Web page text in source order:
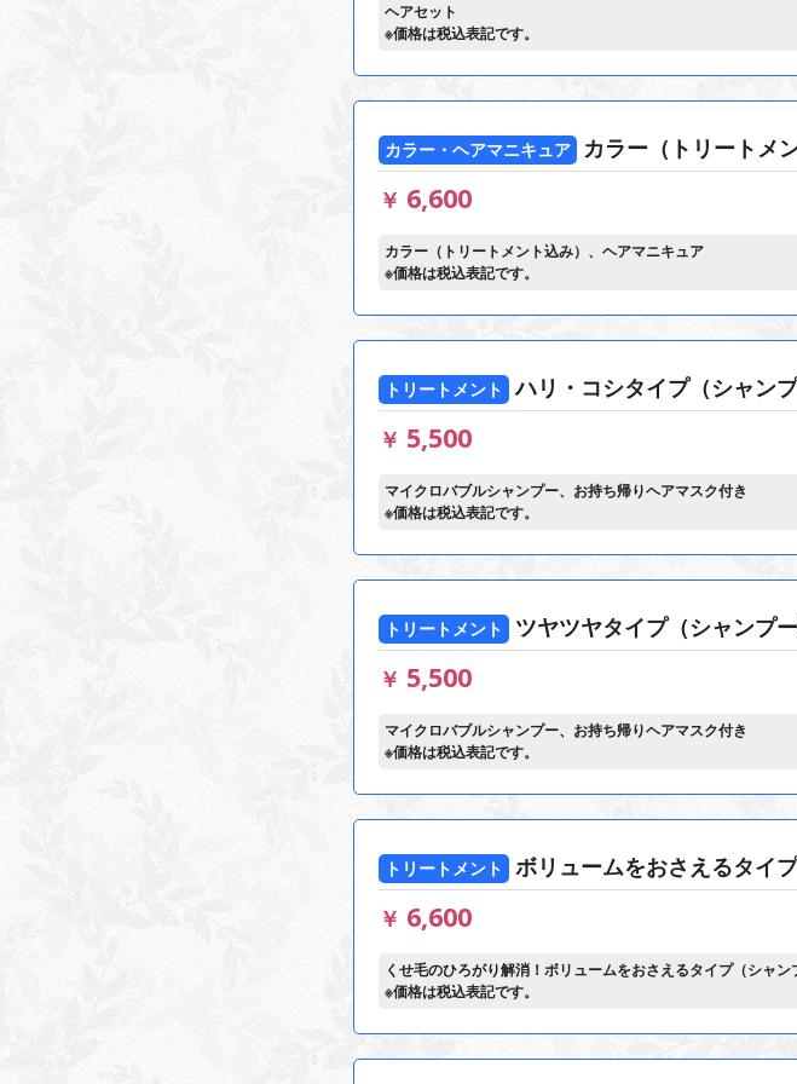
ヘアセット
※価格は税込表記です。
カラー・ヘアマニキュア
カラー（トリートメ
￥ 6,600
カラー（トリートメント込み）、ヘアマニキュア
※価格は税込表記です。
トリートメント ハリ・コシタイプ（シャンプ
￥ 5,500
マイクロバブルシャンプー、お持ち帰りヘアマスク付き
※価格は税込表記です。
トリートメント
ツヤツヤタイプ（シャンプー
￥ 5,500
マイクロバブルシャンプー、お持ち帰りヘアマスク付き
※価格は税込表記です。
トリートメント
ボリュームをおさえるタイ
￥ 6,600
くせ毛のひろがり解消！ボリュームをおさえるタイプ（シャン
※価格は税込表記です。